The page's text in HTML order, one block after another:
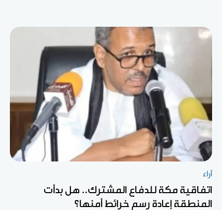
آراء
اتفاقية مكة للدفاع المشترك.. هل بدأت
المنطقة إعادة رسم خرائط أمنها؟